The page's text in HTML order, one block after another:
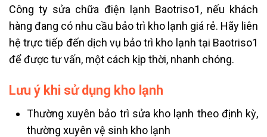
Công ty sửa chữa điện lạnh Baotriso1, nếu khách
hàng đang có nhu cầu bảo trì kho lạnh giá rẻ. Hãy liên
hệ trực tiếp đến dịch vụ bảo trì kho lạnh tại Baotriso1
để được tư vấn, một cách kịp thời, nhanh chóng.
Lưu ý khi sử dụng kho lạnh
Thường xuyên bảo trì sửa kho lạnh theo định kỳ,
thường xuyên vệ sinh kho lạnh